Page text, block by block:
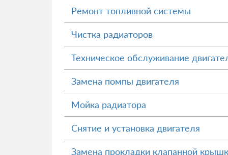
Ремонт топливной системы
Чистка радиаторов
Техническое обслуживание
Замена помпы двигателя
Мойка радиатора
Снятие и установка двигателя
Замена прокладки клапанной